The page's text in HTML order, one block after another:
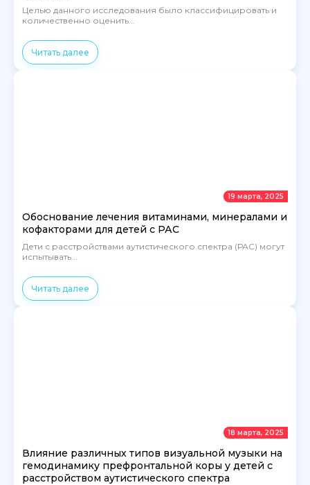
Целью данного исследования было классифицировать и
количественно оценить...
Читать далее
19 марта, 2025
Обоснование лечения витаминами, минералами и
кофакторами для детей с РАС
Дети с расстройствами аутистического спектра (РАС) могут
испытывать...
Читать далее
18 марта, 2025
Влияние различных типов визуальной музыки на
гемодинамику префронтальной коры у детей с
расстройством аутистического спектра